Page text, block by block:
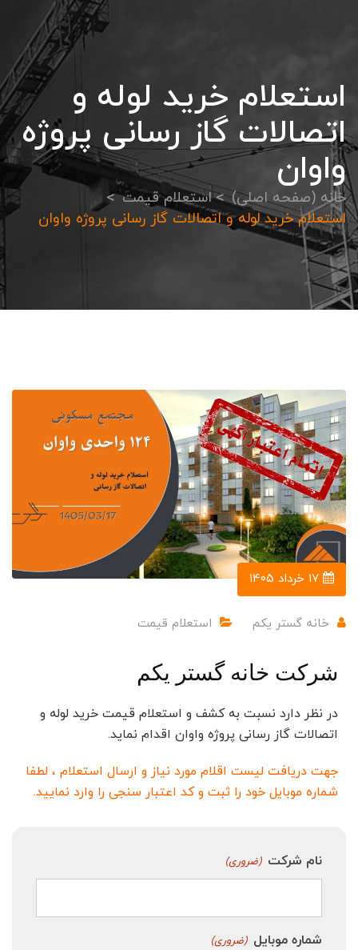
استعلام خرید لوله و
اتصالات گاز رسانی پروژه
واوان
خانه (صفحه اصلی)
استعلام قیمت
استعلام خرید لوله و اتصالات گاز رسانی پروژه واوان
خانه گستر یکم استعلام قیمت
شرکت خانه گستر یکم
در نظر دارد نسبت به کشف و استعلام قیمت خرید لوله و
اتصالات گاز رسانی پروژه واوان اقدام نماید.
جهت دریافت لیست اقلام مورد نیاز و ارسال استعلام ، لطفا
شماره موبایل خود را ثبت و کد اعتبار سنجی را وارد نمایید.
نام شرکت (ضروری)
شماره موبایل (ضروری)